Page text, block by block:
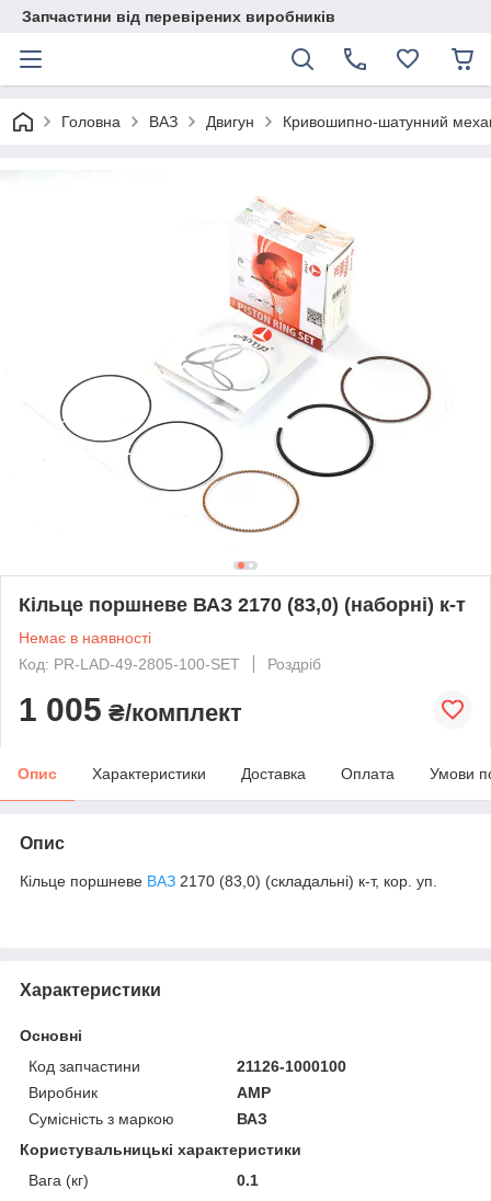
Запчастини від перевірених виробників
Головна ВАЗ Двигун Кривошипно-шатунний
Кільце поршневе ВАЗ 2170 (83,0) (наборні) к-т
Немає в наявності
Код: PR-LAD-49-2805-100-SET
Роздріб
1 005 ₴/комплект
Опис Характеристики Доставка Оплата Умови
Опис
Кільце поршневе ВАЗ 2170 (83,0) (складальні) к-т, кор. уп.
Характеристики
Основні
Код запчастини
21126-1000100
Виробник
AMP
Сумісність з маркою
ВАЗ
Користувальницькі характеристики
Вага (кг)
0.1